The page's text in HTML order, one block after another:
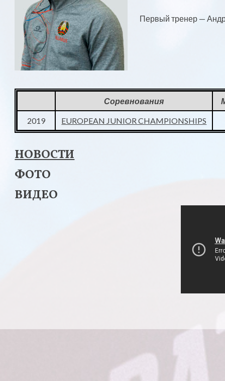
Первый тренер —
Соревнования
2019 EUROPEAN JUNIOR CHAMPIONSHIPS
НОВОСТИ
ФОТО
ВИДЕО